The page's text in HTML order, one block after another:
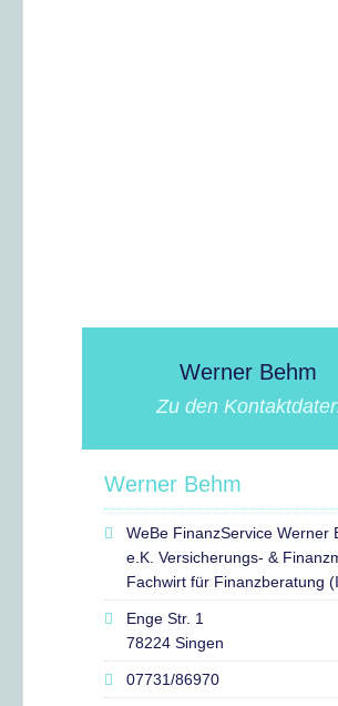
Werner Behm
Zu den
Werner Behm
WeBe FinanzService Werner
e.K. Versicherungs- &
Fachwirt für Finanzberatung
Enge Str. 1
78224 Singen
07731/86970